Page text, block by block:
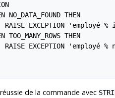
NO_DATA_FOUND THEN
RAISE EXCEPTION 'employé %
TOO_MANY_ROWS THEN
RAISE EXCEPTION 'employé %
de la commande avec